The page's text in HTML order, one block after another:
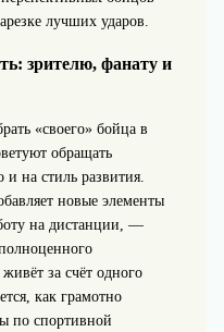
лучших ударов.
зрителю, фанату и
«своего» бойца в
обращать
и на стиль развития.
новые элементы
на дистанции, —
за счёт одного
как грамотно
по спортивной